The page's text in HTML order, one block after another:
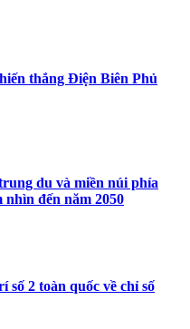
thắng Điện Biên Phủ
du và miền núi phía
nhìn đến năm 2050
2 toàn quốc về chỉ số